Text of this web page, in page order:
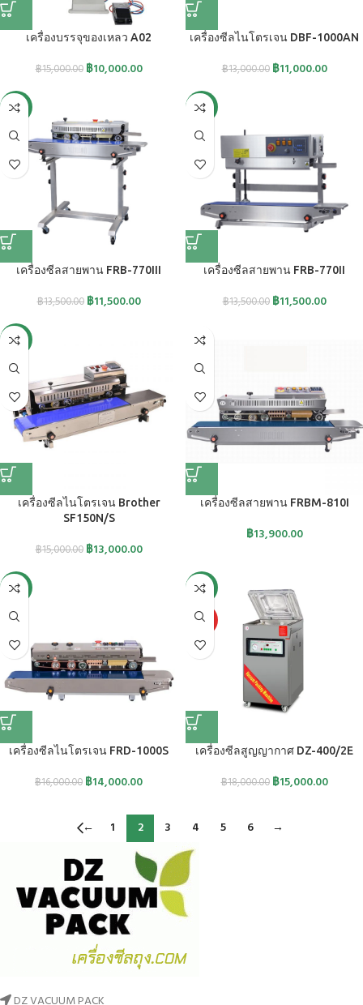
เครื่องบรรจุของเหลว A02
฿15,000.00 ฿10,000.00
เครื่องซีลไนโตรเจน DBF-1000AN
฿13,000.00 ฿11,000.00
-15%
เครื่องซีลสายพาน FRB-770III
฿13,500.00 ฿11,500.00
-15%
เครื่องซีลสายพาน FRB-770II
฿13,500.00 ฿11,500.00
-13%
เครื่องซีลไนโตรเจน Brother
SF150N/S
฿15,000.00 ฿13,000.00
เครื่องซีลสายพาน FRBM-810I
฿13,900.00
-13%
เครื่องซีลไนโตรเจน FRD-1000S
฿16,000.00 ฿14,000.00
-17%
HOT
เครื่องซีลสูญญากาศ DZ-400/2E
฿18,000.00 ฿15,000.00
← 1 2 3 4 5 6 →